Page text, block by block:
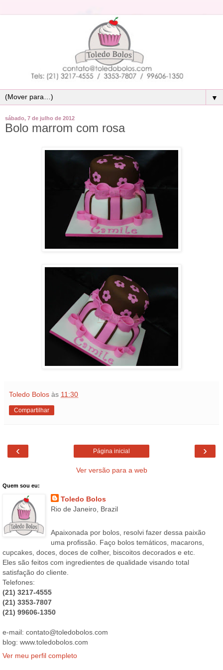
▼
sábado, 7 de julho de 2012
Bolo marrom com rosa
Toledo Bolos às 11:30
Compartilhar
‹ ›
Página inicial
Ver versão para a web
Quem sou eu:
Toledo Bolos
Rio de Janeiro, Brazil
Apaixonada por bolos, resolvi fazer dessa paixão
uma profissão. Faço bolos temáticos, macarons,
cupcakes, doces, doces de colher, biscoitos decorados e etc.
Eles são feitos com ingredientes de qualidade visando total
satisfação do cliente.
Telefones:
(21) 3217-4555
(21) 3353-7807
(21) 99606-1350
e-mail: contato@toledobolos.com
blog: www.toledobolos.com
Ver meu perfil completo